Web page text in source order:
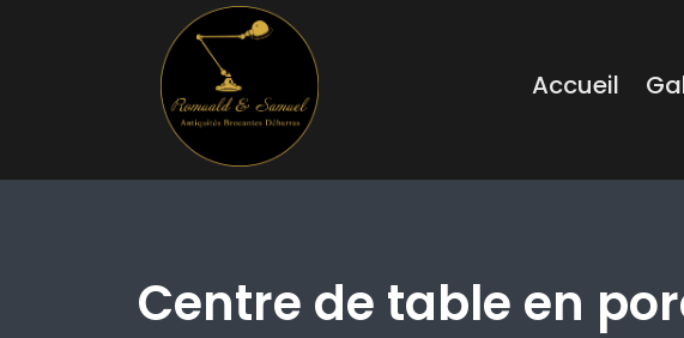
Accueil
Centre de table en